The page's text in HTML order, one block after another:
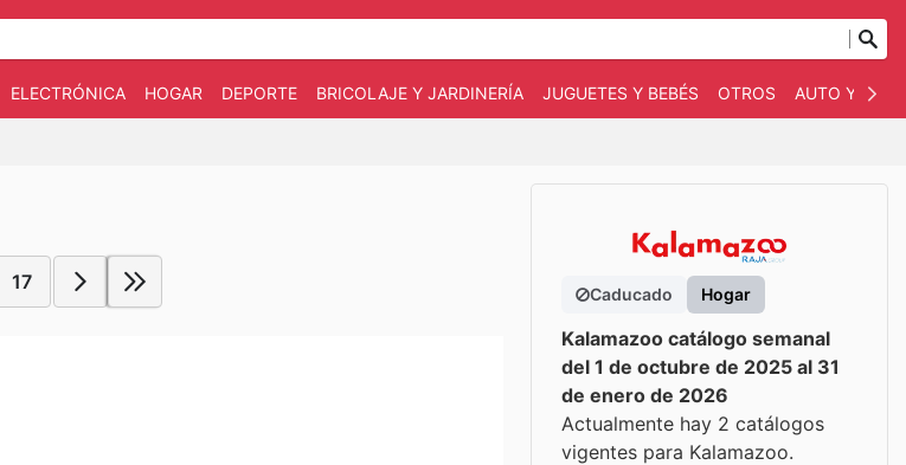
ELECTRÓNICA HOGAR DEPORTE BRICOLAJE Y JARDINERÍA JUGUETES Y BEBÉS OTROS AUTO Y
17
Caducado Hogar
Kalamazoo catálogo semanal
del 1 de octubre de 2025 al 31
de enero de 2026
Actualmente hay 2 catálogos
vigentes para Kalamazoo.